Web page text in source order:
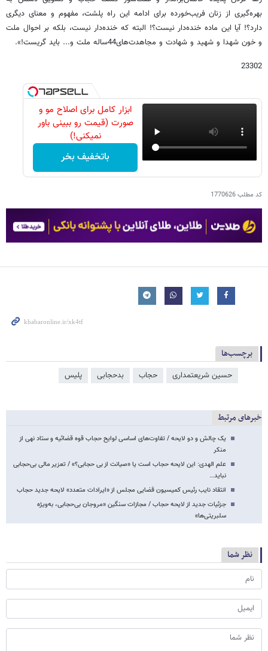
بهره‌گیری از زنان فریب‌خورده برای ادامه این راه پلشت، مفهوم و معنای دیگری
دارد؟! آیا این ماده خنده‌دار نیست؟! البته که خنده‌دار نیست، بلکه بر احوال ملت
و خون شهدا و شهید و شهادت و مجاهدت‌های44ساله ملت و... باید ‌گریست!‌».
23302
ابزار کامل برای اصلاح مو و
صورت (قیمت رو ببینی باور
نمیکنی!)
باتخفیف بخر
کد مطلب1770626
برچسب‌ها
حسین شریعتمداری حجاب بدحجابی پلیس
خبرهای مرتبط
یک چالش و دو لایحه / تفاوت‌های اساسی لوایح حجاب قوه قضائیه و ستاد نهی از
منکر
علم الهدی: این لایحه حجاب است یا «صیانت از بی حجابی؟» / تعزیر مالی بی‌حجابی
نباید…
انتقاد نایب رئیس کمیسیون قضایی مجلس از «ایرادات متعدد» لایحه جدید حجاب
جزئیات جدید از لایحه حجاب / مجازات سنگین «مروجان بی‌حجابی، به‌ویژه
سلبریتی‌ها»
نظر شما